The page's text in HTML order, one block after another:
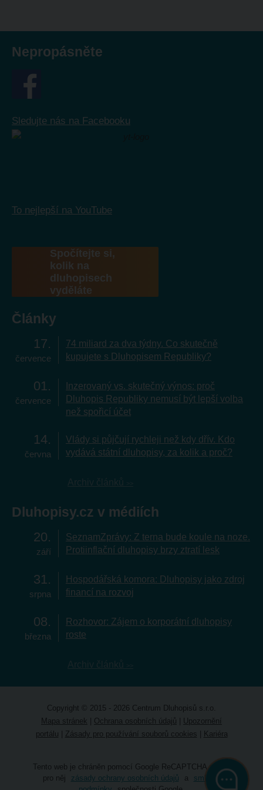
Nepropásněte
Sledujte nás na Facebooku
To nejlepší na YouTube
Spočítejte si,
kolik na
dluhopisech
vyděláte
Články
17
července
74 miliard za dva týdny. Co skutečně
kupujete s Dluhopisem Republiky?
01
července
Inzerovaný vs. skutečný výnos: proč
Dluhopis Republiky nemusí být lepší volba
než spořicí účet
14
června
Vlády si půjčují rychleji než kdy dřív. Kdo
vydává státní dluhopisy, za kolik a proč?
Dluhopisy.cz v médiích
20
září
SeznamZprávy: Z terna bude koule na noze.
Protiinflační dluhopisy brzy ztratí lesk
31
srpna
Hospodářská komora: Dluhopisy jako zdroj
financí na rozvoj
08
března
Rozhovor: Zájem o korporátní dluhopisy
roste
Copyright © 2015 - 2026 Centrum Dluhopisů s.r.o.
Mapa stránek
Ochrana osobních údajů
Upozornění
portálu
Zásady pro používání souborů cookies Kariéra
Tento web je chráněn pomocí Google ReCAPTCHA a platí
pro něj
zásady ochrany osobních údajů a
smluvní